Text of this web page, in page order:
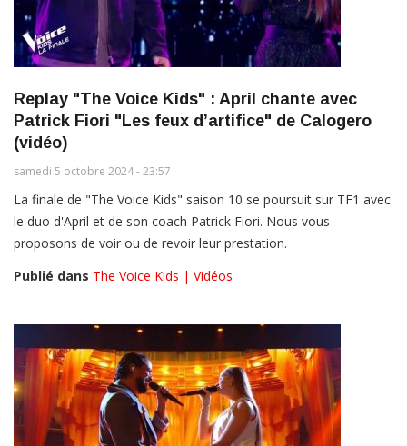
Replay "The Voice Kids" : April chante avec
Patrick Fiori "Les feux d’artifice" de Calogero
(vidéo)
samedi 5 octobre 2024 - 23:57
La finale de "The Voice Kids" saison 10 se poursuit sur TF1 avec
le duo d'April et de son coach Patrick Fiori. Nous vous
proposons de voir ou de revoir leur prestation.
Publié dans The Voice Kids | Vidéos